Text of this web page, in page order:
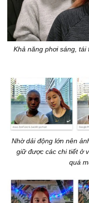
Khả năng phơi sáng, tái
Nhờ dải động lớn nên
giữ được các chi tiết ở
quá